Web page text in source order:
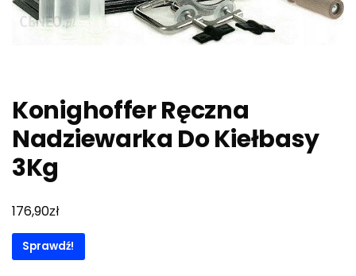
Konighoffer Ręczna
Nadziewarka Do Kiełbasy
3Kg
176,90zł
Sprawdź!